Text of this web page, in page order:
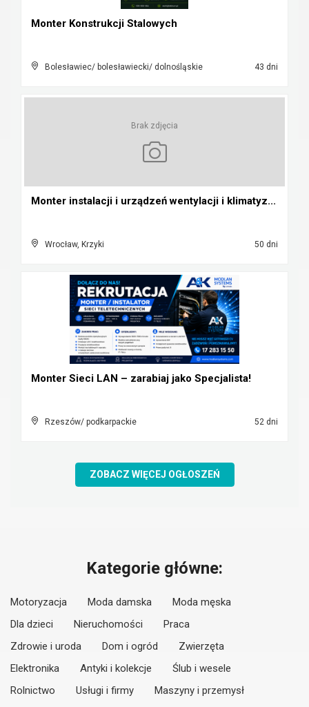
Monter Konstrukcji Stalowych
Bolesławiec/ bolesławiecki/ dolnośląskie 43 dni
Brak zdjęcia
Monter instalacji i urządzeń wentylacji i klimatyz...
Wrocław, Krzyki 50 dni
Monter Sieci LAN – zarabiaj jako Specjalista!
Rzeszów/ podkarpackie 52 dni
ZOBACZ WIĘCEJ OGŁOSZEŃ
Kategorie główne:
Motoryzacja Moda damska
Moda męska
Dla dzieci
Nieruchomości
Praca
Zdrowie i uroda
Dom i ogród
Zwierzęta
Elektronika
Antyki i kolekcje
Ślub i wesele
Rolnictwo
Usługi i firmy
Maszyny i przemysł